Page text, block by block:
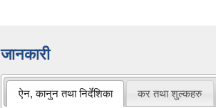
जानकारी
ऐन, कानुन तथा निर्देशिका कर तथा शुल्कहरु